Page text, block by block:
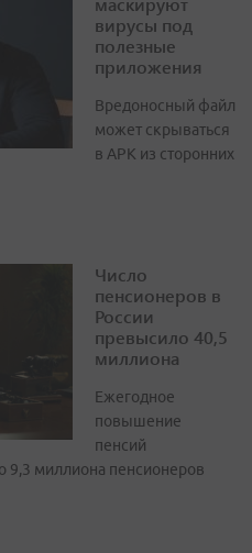
вирусы под
полезные
приложения
Вредоносный файл
может скрываться
в APK из сторонних
Число
пенсионеров в
России
превысило 40,5
миллиона
Ежегодное
повышение
пенсий
9,3 миллиона пенсионеров